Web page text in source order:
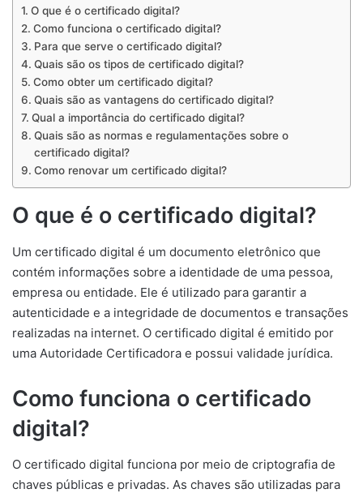
O que é o certificado digital?
Como funciona o certificado digital?
Para que serve o certificado digital?
Quais são os tipos de certificado digital?
Como obter um certificado digital?
Quais são as vantagens do certificado digital?
Qual a importância do certificado digital?
Quais são as normas e regulamentações sobre o
certificado digital?
Como renovar um certificado digital?
O que é o certificado digital?
Um certificado digital é um documento eletrônico que
contém informações sobre a identidade de uma pessoa,
empresa ou entidade. Ele é utilizado para garantir a
autenticidade e a integridade de documentos e transações
realizadas na internet. O certificado digital é emitido por
uma Autoridade Certificadora e possui validade jurídica.
Como funciona o certificado
digital?
O certificado digital funciona por meio de criptografia de
chaves públicas e privadas. As chaves são utilizadas para